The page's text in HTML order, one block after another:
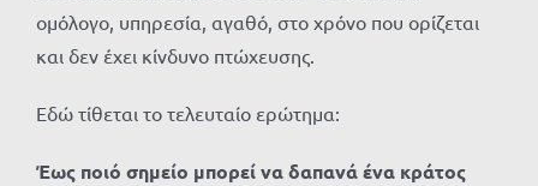
ομόλογο, υπηρεσία, αγαθό, στο χρόνο που ορίζεται
και δεν έχει κίνδυνο πτώχευσης.
Εδώ τίθεται το τελευταίο ερώτημα:
Έως ποιό σημείο μπορεί να δαπανά ένα κράτος